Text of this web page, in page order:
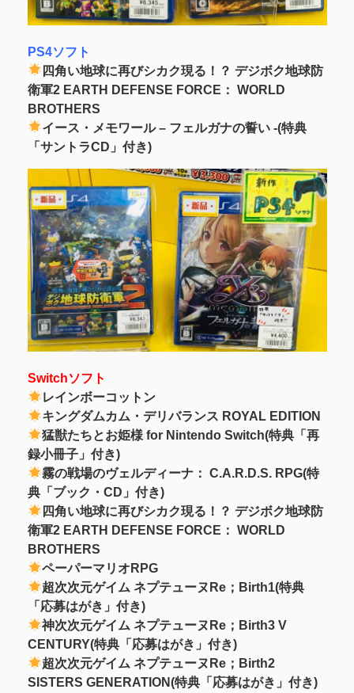
PS4ソフト
四角い地球に再びシカク現る！？ デジボク地球防
衛軍2 EARTH DEFENSE FORCE： WORLD
BROTHERS
イース・メモワール – フェルガナの誓い -(特典
「サントラCD」付き)
Switchソフト
レインボーコットン
キングダムカム・デリバランス ROYAL EDITION
猛獣たちとお姫様 for Nintendo Switch(特典「再
録小冊子」付き)
霧の戦場のヴェルディーナ： C.A.R.D.S. RPG(特
典「ブック・CD」付き)
四角い地球に再びシカク現る！？ デジボク地球防
衛軍2 EARTH DEFENSE FORCE： WORLD
BROTHERS
ペーパーマリオRPG
超次次元ゲイム ネプテューヌRe；Birth1(特典
「応募はがき」付き)
神次次元ゲイム ネプテューヌRe；Birth3 V
CENTURY(特典「応募はがき」付き)
超次次元ゲイム ネプテューヌRe；Birth2
SISTERS GENERATION(特典「応募はがき」付き)